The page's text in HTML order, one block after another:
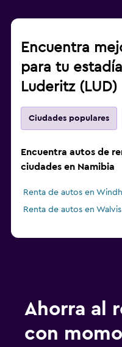
Encuentra
para tu
Luderitz (LUD)
Ciudades populares
Encuentra autos de
ciudades en Namibia
Renta de autos en
Renta de autos en
Ahorra al
con